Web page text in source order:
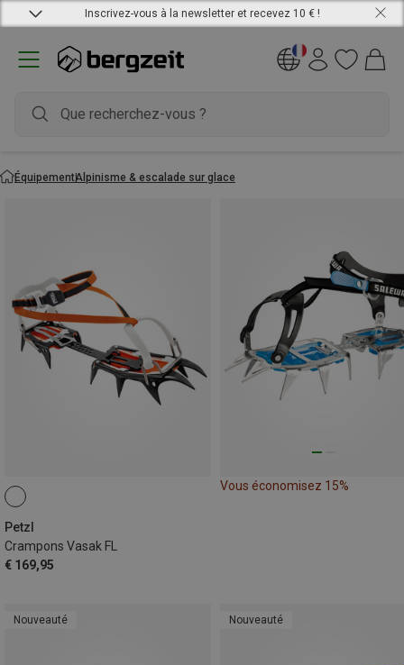
Inscrivez-vous à la newsletter et recevez 10 € !
ÉquipementAlpinisme & escalade sur glace
Petzl
Crampons Vasak FL
€ 169,95
Vous économisez 15%
Nouveauté Nouveauté